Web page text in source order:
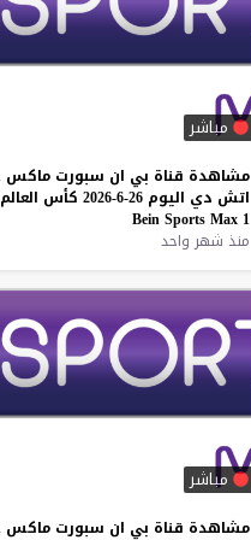
مباشر
مشاهدة قناة بي ان سبورت ماكس
اتش دي اليوم 26-6-2026 كأس العالم
BeinSportsMax 1
منذ شهر واحد
مباشر
مشاهدة قناة بي ان سبورت ماكس